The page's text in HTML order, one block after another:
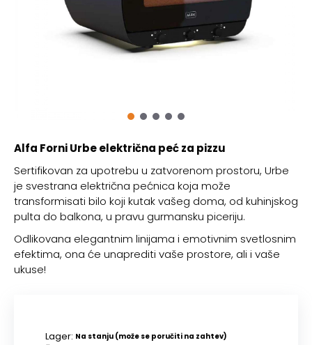
Alfa Forni Urbe električna peć za pizzu
Sertifikovan za upotrebu u zatvorenom prostoru, Urbe
je svestrana električna pećnica koja može
transformisati bilo koji kutak vašeg doma, od kuhinjskog
pulta do balkona, u pravu gurmansku piceriju.
Odlikovana elegantnim linijama i emotivnim svetlosnim
efektima, ona će unaprediti vaše prostore, ali i vaše
ukuse!
Lager: Na stanju (može se poručiti na zahtev)